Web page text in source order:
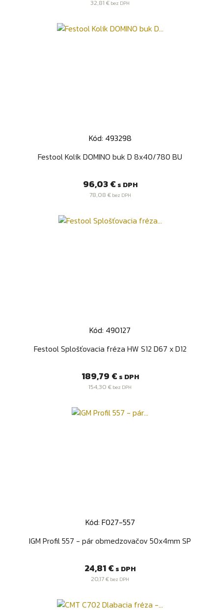
32,81 € bez DPH
Kód: 493298
Festool Kolík DOMINO buk D 8x40/780 BU
Cena
96,03 € s DPH
78,08 €bez DPH
Kód: 490127
Festool Splošťovacia fréza HW S12 D67 x D12
Cena
189,79 € s DPH
154,30 € bez DPH
Kód: F027-557
IGM Profil 557 - pár obmedzovačov 50x4mm SP
Cena
24,81 € s DPH
20,17 € bez DPH